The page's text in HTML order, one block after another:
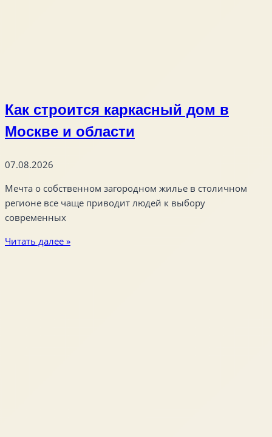
Как строится каркасный дом в
Москве и области
07.08.2026
Мечта о собственном загородном жилье в столичном
регионе все чаще приводит людей к выбору
современных
Читать далее »